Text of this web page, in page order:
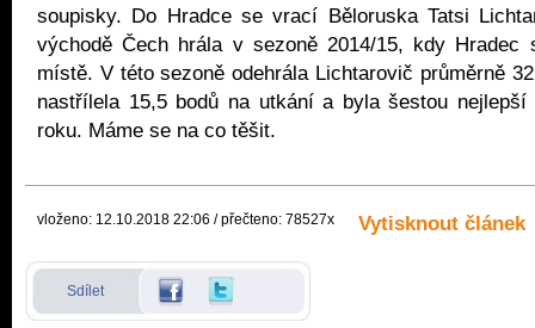
soupisky. Do Hradce se vrací Běloruska Tatsi
východě Čech hrála v sezoně 2014/15, kdy Hradec
místě. V této sezoně odehrála Lichtarovič průměrně
nastřílela 15,5 bodů na utkání a byla šestou
roku. Máme se na co těšit.
vloženo: 12.10.2018 22:06 / přečteno: 78527x Vytisknout článek
Sdílet